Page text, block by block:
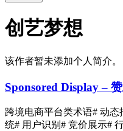
创艺梦想
该作者暂未添加个人简介。
Sponsored Display –
跨境电商平台类术语# 动态
统# 用户识别 # 竞价展示#